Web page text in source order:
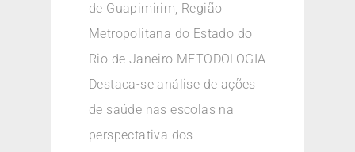
de Guapimirim, Região
Metropolitana do Estado do
Rio de Janeiro METODOLOGIA
Destaca-se análise de ações
de saúde nas escolas na
perspectativa dos